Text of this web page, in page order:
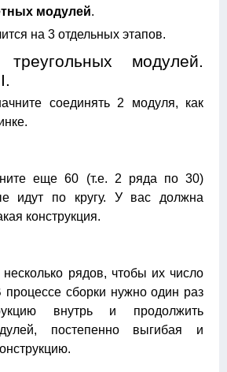
модулей.
на 3 отдельных этапов.
модулей.
соединять 2 модуля, как
еще 60 (т.е. 2 ряда по 30)
идут по кругу. У вас должна
конструкция.
рядов, чтобы их число
процессе сборки нужно один раз
внутрь и продолжить
постепенно выгибая и